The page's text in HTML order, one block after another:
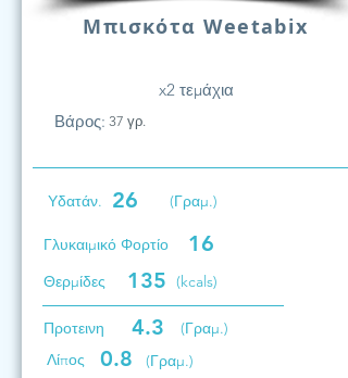
Μπισκότα Weetabix
x2 τεμάχια
Βάρος: 37 γρ.
Υδατάν. 26 (Γραμ.)
Γλυκαιμικό Φορτίο 16
Θερμίδες 135 (kcals)
Προτεινη 4.3
(Γραμ.)
Λίπος
0.8 (Γραμ.)